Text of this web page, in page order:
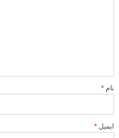
نام *
ایمیل *